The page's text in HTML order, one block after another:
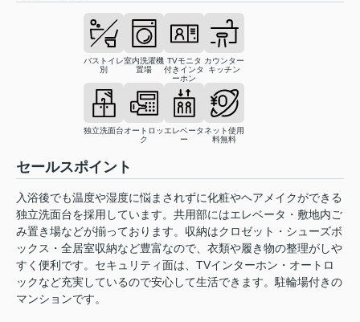
バストイレ
別
室内洗濯機
置場
TVモニタ
付きインタ
ーホン
カウンター
キッチン
独立洗面台オートロッ
ク
エレベータ
ー
ネット使用
料無料
セールスポイント
入浴後でも温度や湿度に悩まされずに化粧やヘアメイクができる
独立洗面台を採用しています。共用部にはエレベータ・敷地内ご
み置き場などが揃っております。収納はクロゼット・シューズボ
ックス・全居室収納など豊富なので、衣類や履き物の整理がしや
すく便利です。セキュリティ面は、TVインターホン・オートロ
ックなど充実しているので安心して生活できます。駐輪場付きの
マンションです。